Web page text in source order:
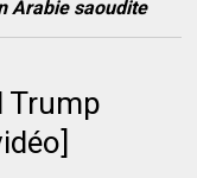
Arabie saoudite
Trump